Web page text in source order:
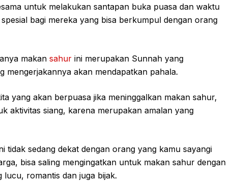
untuk melakukan santapan buka puasa dan waktu
bagi mereka yang bisa berkumpul dengan orang
makan sahur ini merupakan Sunnah yang
mengerjakannya akan mendapatkan pahala.
yang akan berpuasa jika meninggalkan makan sahur,
aktivitas siang, karena merupakan amalan yang
tidak sedang dekat dengan orang yang kamu sayangi
bisa saling mengingatkan untuk makan sahur dengan
romantis dan juga bijak.